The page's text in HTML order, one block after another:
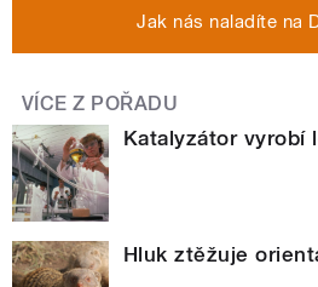
Jak nás naladíte na
VÍCE Z POŘADU
Katalyzátor vyrobí
Hluk ztěžuje